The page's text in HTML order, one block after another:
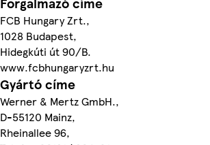
FCB Hungary Zrt.,
1028 Budapest,
Hidegkúti út 90/B.
www.fcbhungaryzrt.hu
Gyártó címe
Werner & Mertz GmbH.,
D-55120 Mainz,
Rheinallee 96,